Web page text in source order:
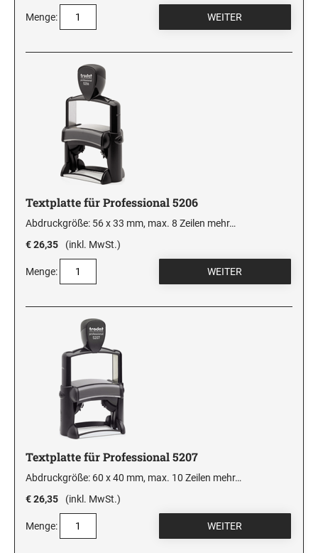
Menge:
Textplatte für Professional 5206
Abdruckgröße: 56 x 33 mm, max. 8 Zeilen mehr…
€ 26,35
(inkl. MwSt.)
Menge:
Textplatte für Professional 5207
Abdruckgröße: 60 x 40 mm, max. 10 Zeilen mehr…
€ 26,35
(inkl. MwSt.)
Menge: